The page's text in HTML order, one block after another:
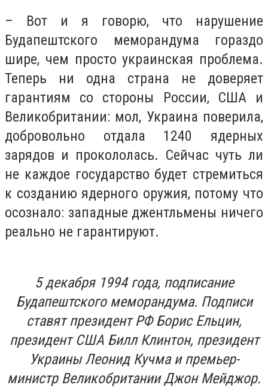
– Вот и я говорю, что нарушение
Будапештского меморандума гораздо
шире, чем просто украинская проблема.
Теперь ни одна страна не доверяет
гарантиям со стороны России, США и
Великобритании: мол, Украина поверила,
добровольно отдала 1240 ядерных
зарядов и прокололась. Сейчас чуть ли
не каждое государство будет стремиться
к созданию ядерного оружия, потому что
осознало: западные джентльмены ничего
реально не гарантируют.
5 декабря 1994 года, подписание
Будапештского меморандума. Подписи
ставят президент РФ Борис Ельцин,
президент США Билл Клинтон, президент
Украины Леонид Кучма и премьер-
министр Великобритании Джон Мейджор.